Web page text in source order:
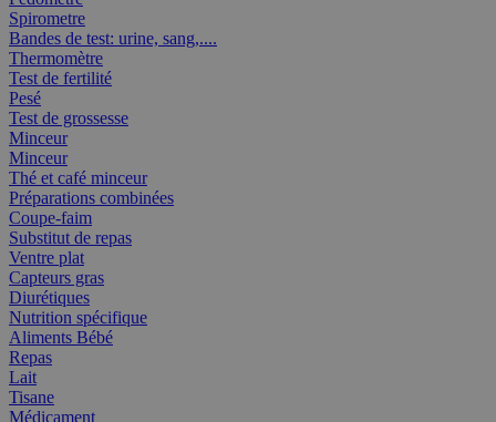
Spirometre
Bandes de test: urine, sang,....
Thermomètre
Test de fertilité
Pesé
Test de grossesse
Minceur
Minceur
Thé et café minceur
Préparations combinées
Coupe-faim
Substitut de repas
Ventre plat
Capteurs gras
Diurétiques
Nutrition spécifique
Aliments Bébé
Repas
Lait
Tisane
Médicament